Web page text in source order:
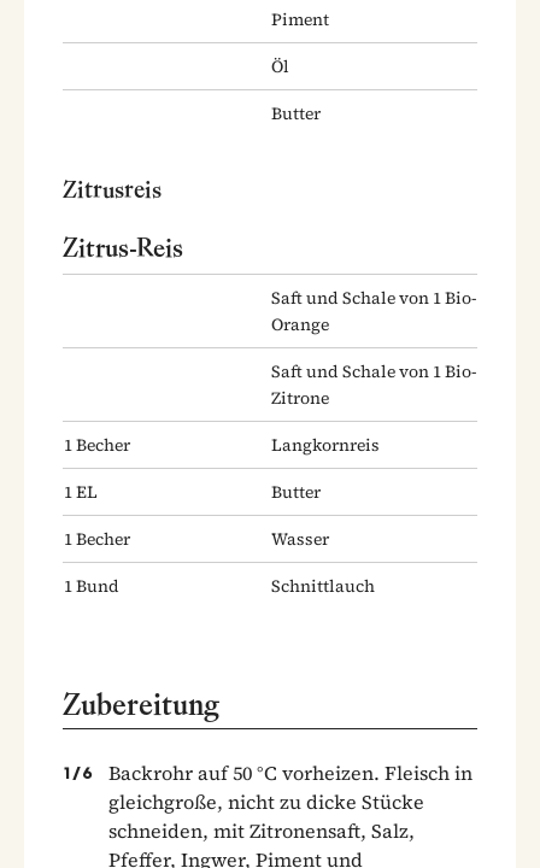
Piment
Öl
Butter
Zitrusreis
Zitrus-Reis
Saft und Schale von 1 Bio-
Orange
Saft und Schale von 1 Bio-
Zitrone
1Becher
Langkornreis
1EL
Butter
1Becher
Wasser
1Bund Schnittlauch
Zubereitung
1 /6
Backrohr auf 50 °C vorheizen. Fleisch in
gleichgroße, nicht zu dicke Stücke
schneiden, mit Zitronensaft, Salz,
Pfeffer, Ingwer, Piment und